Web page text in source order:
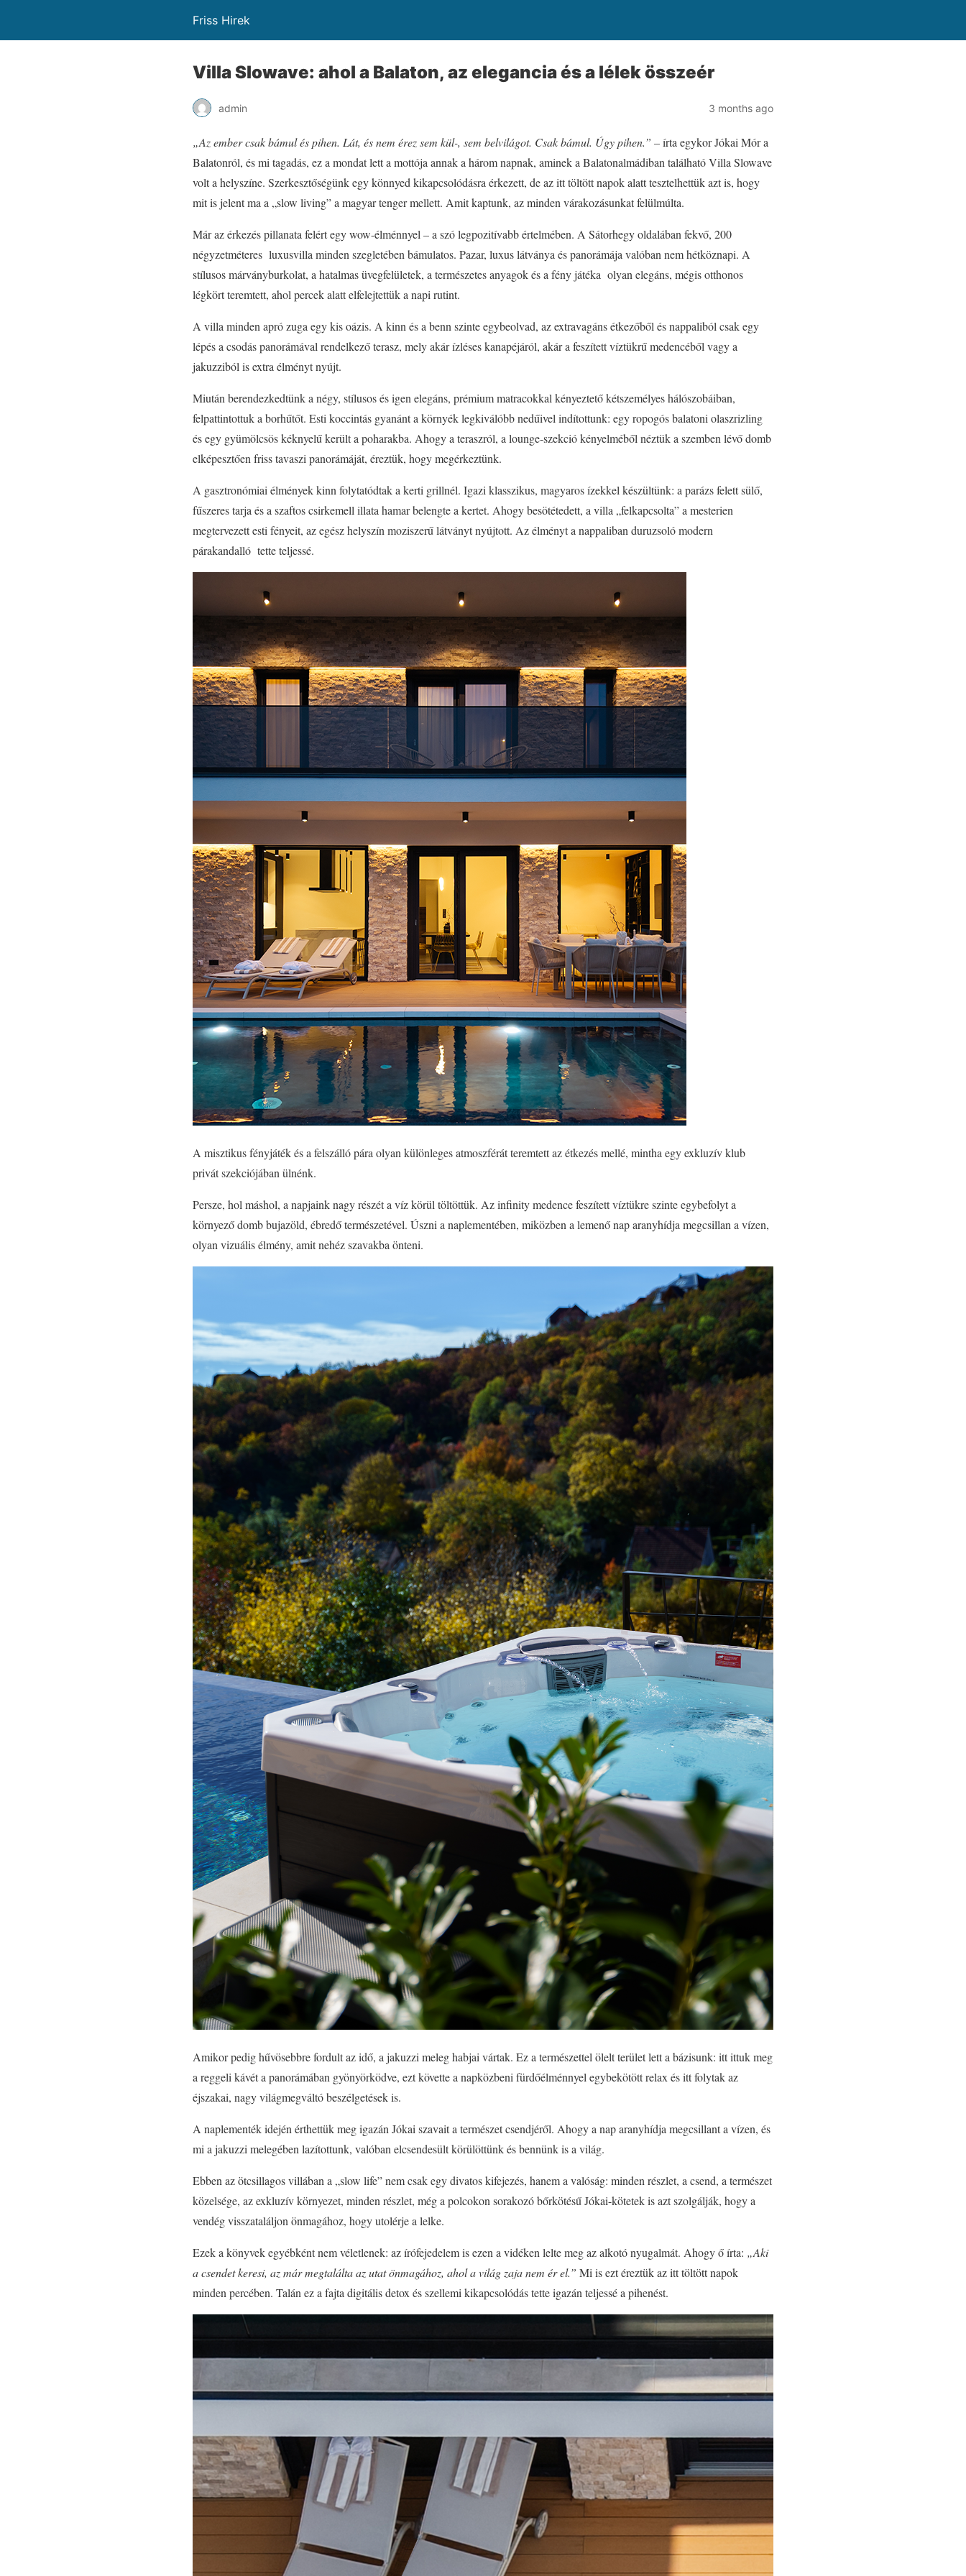
Friss Hirek
Villa Slowave: ahol a Balaton, az elegancia és a lélek összeér
admin 3 months ago
„Az ember csak bámul és pihen. Lát, és nem érez sem kül-, sem belvilágot. Csak bámul. Úgy pihen.” – írta egykor Jókai Mór a
Balatonról, és mi tagadás, ez a mondat lett a mottója annak a három napnak, aminek a Balatonalmádiban található Villa Slowave
volt a helyszíne. Szerkesztőségünk egy könnyed kikapcsolódásra érkezett, de az itt töltött napok alatt tesztelhettük azt is, hogy
mit is jelent ma a „slow living” a magyar tenger mellett. Amit kaptunk, az minden várakozásunkat felülmúlta.
Már az érkezés pillanata felért egy wow-élménnyel – a szó legpozitívabb értelmében. A Sátorhegy oldalában fekvő, 200
négyzetméteres luxusvilla minden szegletében bámulatos. Pazar, luxus látványa és panorámája valóban nem hétköznapi. A
stílusos márványburkolat, a hatalmas üvegfelületek, a természetes anyagok és a fény játéka olyan elegáns, mégis otthonos
légkört teremtett, ahol percek alatt elfelejtettük a napi rutint.
A villa minden apró zuga egy kis oázis. A kinn és a benn szinte egybeolvad, az extravagáns étkezőből és nappaliból csak egy
lépés a csodás panorámával rendelkező terasz, mely akár ízléses kanapéjáról, akár a feszített víztükrű medencéből vagy a
jakuzziból is extra élményt nyújt.
Miután berendezkedtünk a négy, stílusos és igen elegáns, prémium matracokkal kényeztető kétszemélyes hálószobáiban,
felpattintottuk a borhűtőt. Esti koccintás gyanánt a környék legkiválóbb nedűivel indítottunk: egy ropogós balatoni olaszrizling
és egy gyümölcsös kéknyelű került a poharakba. Ahogy a teraszról, a lounge-szekció kényelméből néztük a szemben lévő domb
elképesztően friss tavaszi panorámáját, éreztük, hogy megérkeztünk.
A gasztronómiai élmények kinn folytatódtak a kerti grillnél. Igazi klasszikus, magyaros ízekkel készültünk: a parázs felett sülő,
fűszeres tarja és a szaftos csirkemell illata hamar belengte a kertet. Ahogy besötétedett, a villa „felkapcsolta” a mesterien
megtervezett esti fényeit, az egész helyszín moziszerű látványt nyújtott. Az élményt a nappaliban duruzsoló modern
párakandalló tette teljessé.
A misztikus fényjáték és a felszálló pára olyan különleges atmoszférát teremtett az étkezés mellé, mintha egy exkluzív klub
privát szekciójában ülnénk.
Persze, hol máshol, a napjaink nagy részét a víz körül töltöttük. Az infinity medence feszített víztükre szinte egybefolyt a
környező domb bujazöld, ébredő természetével. Úszni a naplementében, miközben a lemenő nap aranyhídja megcsillan a vízen,
olyan vizuális élmény, amit nehéz szavakba önteni.
Amikor pedig hűvösebbre fordult az idő, a jakuzzi meleg habjai vártak. Ez a természettel ölelt terület lett a bázisunk: itt ittuk meg
a reggeli kávét a panorámában gyönyörködve, ezt követte a napközbeni fürdőélménnyel egybekötött relax és itt folytak az
éjszakai, nagy világmegváltó beszélgetések is.
A naplementék idején érthettük meg igazán Jókai szavait a természet csendjéről. Ahogy a nap aranyhídja megcsillant a vízen, és
mi a jakuzzi melegében lazítottunk, valóban elcsendesült körülöttünk és bennünk is a világ.
Ebben az ötcsillagos villában a „slow life” nem csak egy divatos kifejezés, hanem a valóság: minden részlet, a csend, a természet
közelsége, az exkluzív környezet, minden részlet, még a polcokon sorakozó bőrkötésű Jókai-kötetek is azt szolgálják, hogy a
vendég visszataláljon önmagához, hogy utolérje a lelke.
Ezek a könyvek egyébként nem véletlenek: az írófejedelem is ezen a vidéken lelte meg az alkotó nyugalmát. Ahogy ő írta: „Aki
a csendet keresi, az már megtalálta az utat önmagához, ahol a világ zaja nem ér el.” Mi is ezt éreztük az itt töltött napok
minden percében. Talán ez a fajta digitális detox és szellemi kikapcsolódás tette igazán teljessé a pihenést.